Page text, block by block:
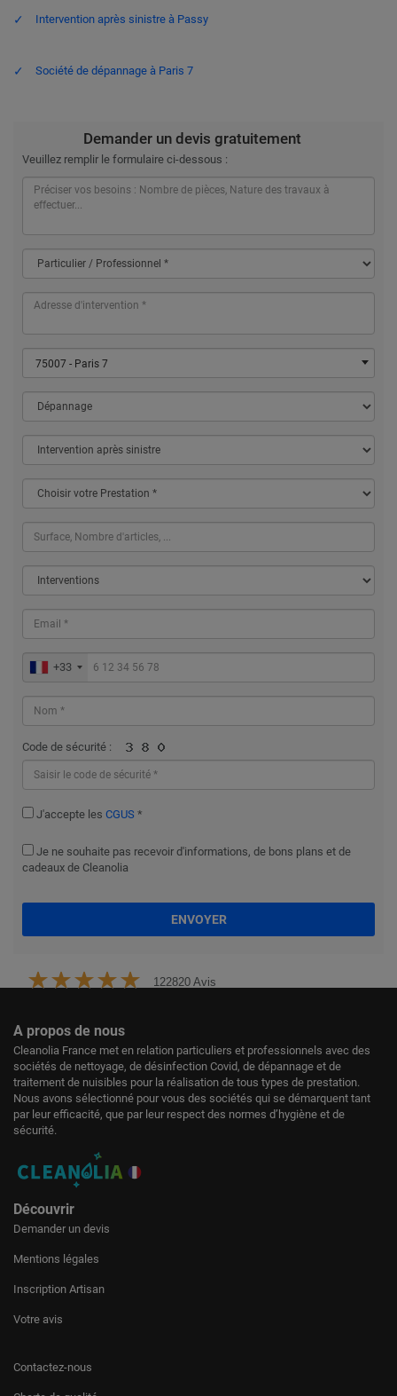
Intervention après sinistre à Passy
Société de dépannage à Paris 7
Demander un devis gratuitement
Veuillez remplir le formulaire ci-dessous :
75007 - Paris 7
+33
Code de sécurité :
J'accepte les CGUS *
Je ne souhaite pas recevoir d'informations, de bons plans et de
cadeaux de Cleanolia
ENVOYER
122820 Avis
A propos de nous
Cleanolia France met en relation particuliers et professionnels avec des
sociétés de nettoyage, de désinfection Covid, de dépannage et de
traitement de nuisibles pour la réalisation de tous types de prestation.
Nous avons sélectionné pour vous des sociétés qui se démarquent tant
par leur efficacité, que par leur respect des normes d’hygiène et de
sécurité.
Découvrir
Demander un devis
Mentions légales
Inscription Artisan
Votre avis
Contactez-nous